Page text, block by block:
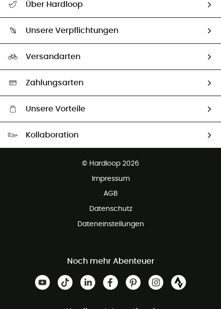
Größentabelle
Vertrag widerrufen
Über Hardloop
Unsere Botschafter
Unsere Verpflichtungen
Auswahl an nachhaltigen Produkten
Versandarten
Zahlungsarten
Unsere Vorteile
Kollaboration
© Hardloop 2026
Impressum
AGB
Datenschutz
Dateneinstellungen
Noch mehr Abenteuer